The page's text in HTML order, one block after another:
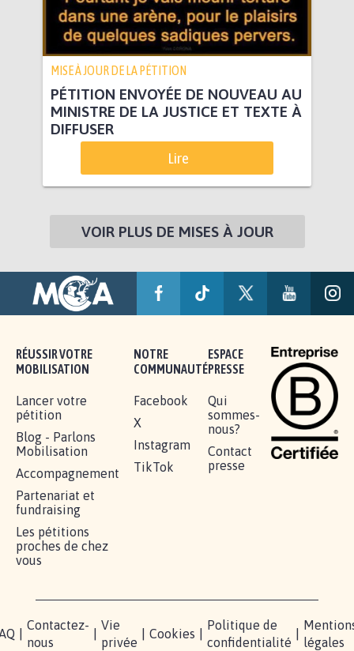
MISE À JOUR DE LA PÉTITION
PÉTITION ENVOYÉE DE NOUVEAU AU
MINISTRE DE LA JUSTICE ET TEXTE À
DIFFUSER
Lire
VOIR PLUS DE MISES À JOUR
RÉUSSIR VOTRE
MOBILISATION
Lancer votre
pétition
Blog - Parlons
Mobilisation
Accompagnement
Partenariat et
fundraising
Les pétitions
proches de chez
vous
NOTRE
COMMUNAUTÉ
Facebook
X
Instagram
TikTok
ESPACE
PRESSE
Qui
sommes-
nous?
Contact
presse
Contactez-
nous
Vie
privée
Cookies
Politique de
confidentialité
légales